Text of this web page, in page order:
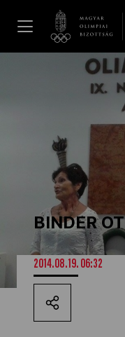
Galéria
Dakar 2026
Los
MOB
BINDER
2014.08.19. 06:32